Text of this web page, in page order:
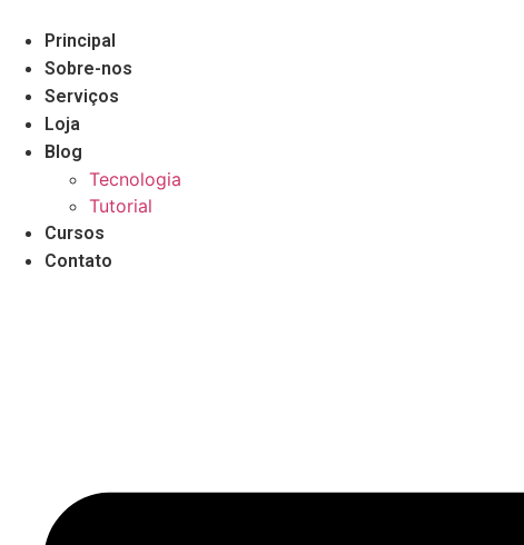
para
conteúdo
Principal
Sobre-nos
Serviços
Loja
Blog
Tecnologia
Tutorial
Cursos
Contato